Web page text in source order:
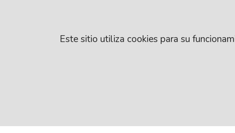
Este sitio utiliza cookies para su